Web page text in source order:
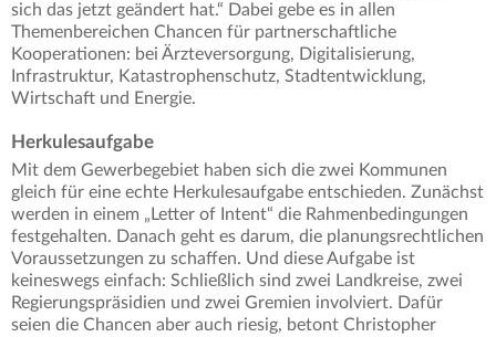
sich das jetzt geändert hat.“ Dabei gebe es in allen
Themenbereichen Chancen für partnerschaftliche
Kooperationen: bei Ärzteversorgung, Digitalisierung,
Infrastruktur, Katastrophenschutz, Stadtentwicklung,
Wirtschaft und Energie.
Herkulesaufgabe
Mit dem Gewerbegebiet haben sich die zwei Kommunen
gleich für eine echte Herkulesaufgabe entschieden. Zunächst
werden in einem „Letter of Intent“ die Rahmenbedingungen
festgehalten. Danach geht es darum, die planungsrechtlichen
Voraussetzungen zu schaffen. Und diese Aufgabe ist
keineswegs einfach: Schließlich sind zwei Landkreise, zwei
Regierungspräsidien und zwei Gremien involviert. Dafür
seien die Chancen aber auch riesig, betont Christopher